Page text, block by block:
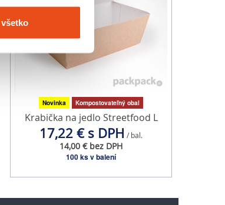
súbory
im poskytli
Novinka Kompostovateľný obal
Krabička na jedlo Streetfood L
17,22 € s DPH / bal.
14,00 € bez DPH
100 ks v balení